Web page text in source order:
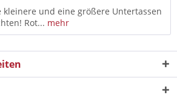
kleinere und eine größere Untertassen
Rot... mehr